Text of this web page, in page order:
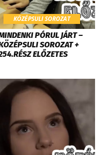
KÖZÉPSULI SOROZAT
PÓRUL JÁRT –
SOROZAT +
ELŐZETES